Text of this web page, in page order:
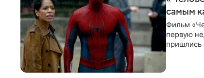
самым
Фильм
первую
пришлись